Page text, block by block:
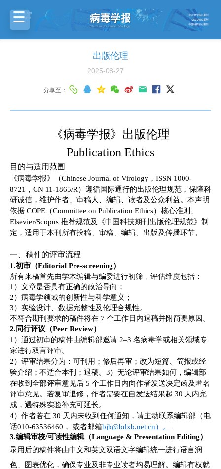
出版伦理
2025-08-27
分享至：
《病毒学报》出版伦理
Publication Ethics
目的与适用范围
《病毒学报》（Chinese Journal of Virology，ISSN 1000-
8721，CN 11-1865/R）遵循国际通行的出版伦理规范，保障科
研诚信，维护作者、审稿人、编辑、读者及公众利益。本声明
依据 COPE（Committee on Publication Ethics）核心准则、
Elsevier/Scopus 推荐规范及《中国科技期刊出版伦理规范》制
定，适用于本刊所有投稿、审稿、编辑、出版及传播环节。
一、稿件的评审流程
1.初审（Editorial Pre-screening）
所有来稿首先由学术编辑与编委进行初筛，评估维度包括：
1） 文章是否具有正确的政治导向；
2） 病毒学领域的创新性与科学意义；
3） 实验设计、数据完整性及伦理合规性。
不符合期刊要求的稿件将在 7 个工作日内退稿并附简要原因。
2. 同行评议（Peer Review）
1） 通过初审的稿件由编辑部邀请 2–3 名病毒学或相关领域专
家进行双盲评审。
2） 评审结果分为： 可刊用 ； 修后再审；改为短篇、简报或经
验介绍；不适合本刊；退稿。 3） 无论评审结果如何 ，编辑部
在收到全部评审意见后 5 个工作日内向作者发送决定函及匿名
评审意见。 若复审退修，作者需要在自发送结果起 30 天内完
成，遇特殊实验补充可延长。
4） 作者若在 30 天内未收到任何通知，请主动联系编辑部（电
话010-63536460 ， 或者邮箱bjb@bdxb.net.cn）。
3.编辑审校/可读性编辑（Language & Presentation Editing）
录用后的稿件将由中文和英文双语文字编辑统一进行语言润
色、图表优化，确保专业及非专业读者均易理解。编辑有权就